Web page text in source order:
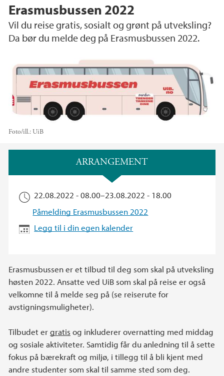
Erasmusbussen 2022
Vil du reise gratis, sosialt og grønt på utveksling?
Da bør du melde deg på Erasmusbussen 2022.
Foto/ill.:UiB
ARRANGEMENT
22.08.2022 - 08.00–23.08.2022 - 18.00
Påmelding Erasmusbussen 2022
Legg til i din egen kalender
Erasmusbussen er et tilbud til deg som skal på utveksling
høsten 2022. Ansatte ved UiB som skal på reise er også
velkomne til å melde seg på (se reiserute for
avstigningsmuligheter).
Tilbudet ergratis og inkluderer overnatting med middag
og sosiale aktiviteter. Samtidig får du anledning til å sette
fokus på bærekraft og miljø, i tillegg til å bli kjent med
andre studenter som skal til samme sted som deg.